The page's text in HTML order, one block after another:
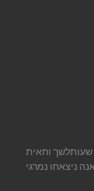
שעותלשך וחאית
ניצאחו נמרגי